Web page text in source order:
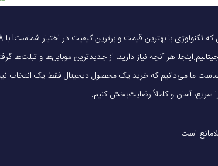
هر آنچه نیاز دارید، از جدیدترین موبایل‌ها و تبلت‌ها
شماست.ما می‌دانیم که خرید یک محصول دیجیتال فقط یک انتخاب